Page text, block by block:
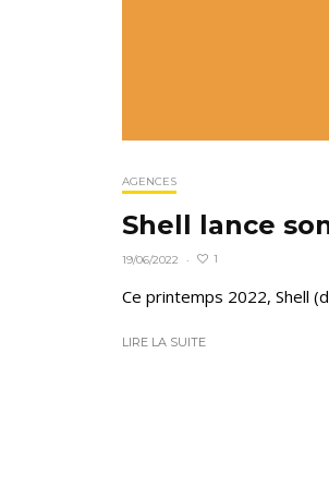
AGENCES
Shell lance
19/06/2022 · 1
Ce printemps 2022, Shell
LIRE LA SUITE